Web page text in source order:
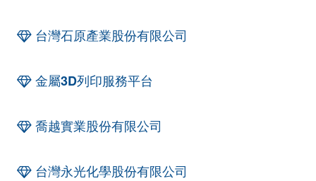
台灣石原產業股份有限公司
金屬3D列印服務平台
喬越實業股份有限公司
台灣永光化學股份有限公司